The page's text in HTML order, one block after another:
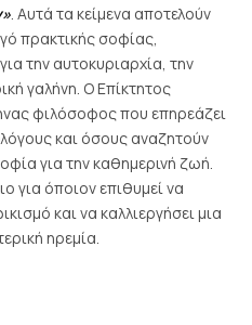
. Αυτά τα κείμενα αποτελούν
πρακτικής σοφίας,
την αυτοκυριαρχία, την
γαλήνη. Ο Επίκτητος
φιλόσοφος που επηρεάζει
και όσους αναζητούν
για την καθημερινή ζωή.
για όποιον επιθυμεί να
και να καλλιεργήσει μια
ηρεμία.